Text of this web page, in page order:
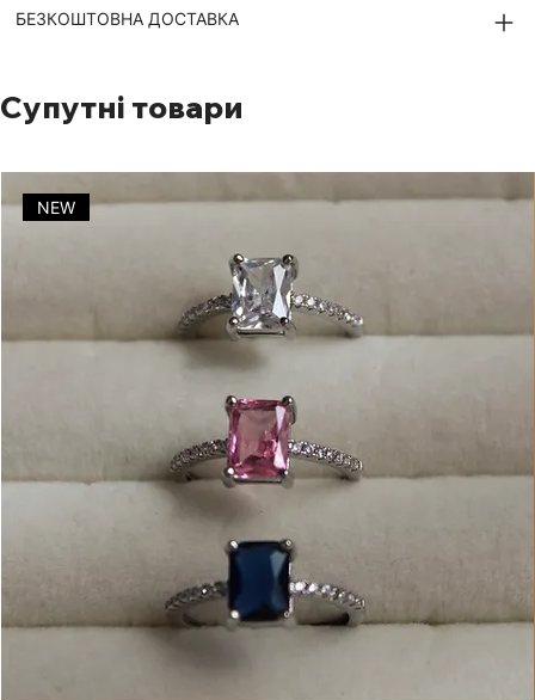
БЕЗКОШТОВНА ДОСТАВКА
Супутні товари
NEW